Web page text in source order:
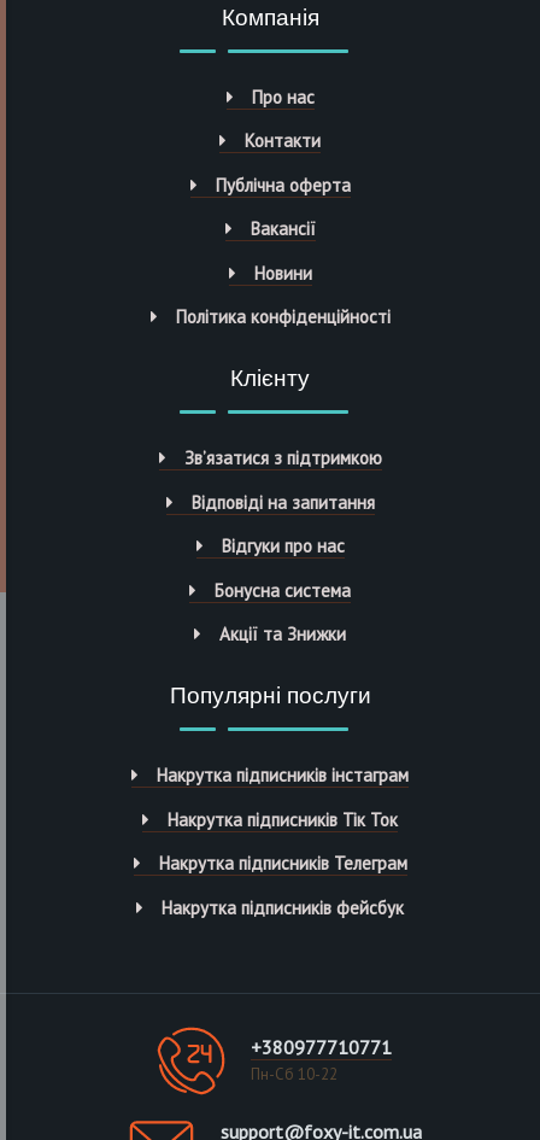
Компанія
Про нас
Контакти
Публічна оферта
Вакансії
Новини
Політика конфіденційності
Клієнту
Зв’язатися з підтримкою
Відповіді на запитання
Відгуки про нас
Бонусна система
Акції та Знижки
Популярні послуги
Накрутка підписників інстаграм
Накрутка підписників Тік Ток
Накрутка підписників Телеграм
Накрутка підписників фейсбук
+380977710771
Пн-Сб 10-22
support@foxy-it.com.ua